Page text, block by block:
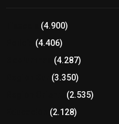
(4.900)
(4.406)
(4.287)
(3.350)
(2.535)
(2.128)